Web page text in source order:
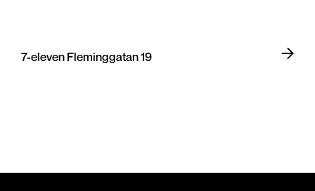
7-eleven Fleminggatan 19